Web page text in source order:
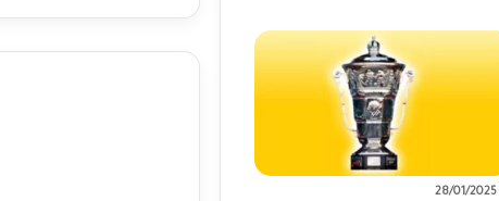
28/01/2025